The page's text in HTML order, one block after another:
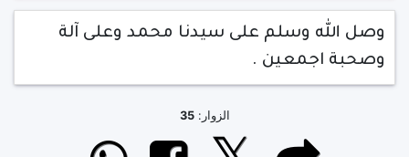
وصل الله وسلم على سيدنا محمد وعلى آلة
وصحبة اجمعين .
الزوار:35